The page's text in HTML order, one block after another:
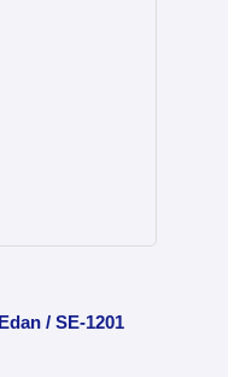
/ SE-1201